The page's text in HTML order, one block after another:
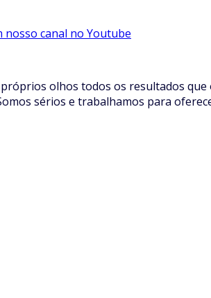
nosso canal no Youtube
olhos todos os resultados
sérios e trabalhamos para